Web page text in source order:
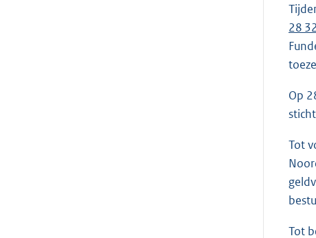
28
Op
Tot
Tot